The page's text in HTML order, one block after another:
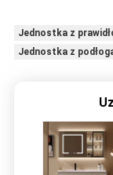
Jednostka z
Jednostka z